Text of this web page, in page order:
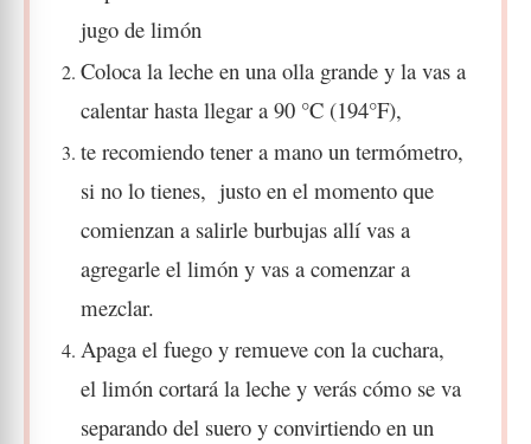
jugo de limón
Coloca la leche en una olla grande y la vas a
calentar hasta llegar a 90 °C (194°F),
te recomiendo tener a mano un termómetro,
si no lo tienes, justo en el momento que
comienzan a salirle burbujas allí vas a
agregarle el limón y vas a comenzar a
mezclar.
Apaga el fuego y remueve con la cuchara,
el limón cortará la leche y verás cómo se va
separando del suero y convirtiendo en un